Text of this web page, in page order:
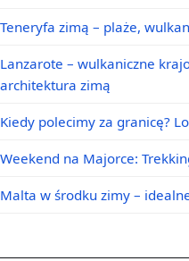
Teneryfa zimą – plaże,
Lanzarote – wulkaniczne
architektura zimą
Kiedy polecimy za granicę?
Weekend na Majorce:
Malta w środku zimy –